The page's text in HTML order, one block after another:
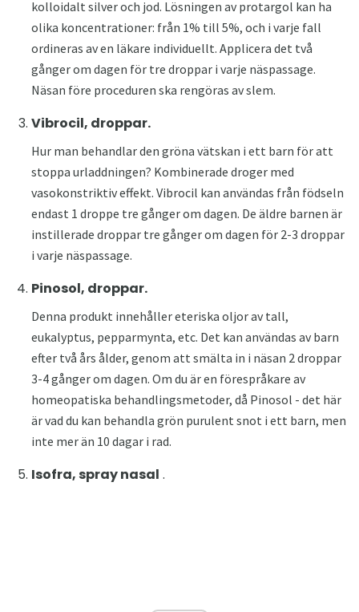
kolloidalt silver och jod. Lösningen av protargol kan ha
olika koncentrationer: från 1% till 5%, och i varje fall
ordineras av en läkare individuellt. Applicera det två
gånger om dagen för tre droppar i varje näspassage.
Näsan före proceduren ska rengöras av slem.
Vibrocil, droppar.
Hur man behandlar den gröna vätskan i ett barn för att
stoppa urladdningen? Kombinerade droger med
vasokonstriktiv effekt. Vibrocil kan användas från födseln
endast 1 droppe tre gånger om dagen. De äldre barnen är
instillerade droppar tre gånger om dagen för 2-3 droppar
i varje näspassage.
Pinosol, droppar.
Denna produkt innehåller eteriska oljor av tall,
eukalyptus, pepparmynta, etc. Det kan användas av barn
efter två års ålder, genom att smälta in i näsan 2 droppar
3-4 gånger om dagen. Om du är en förespråkare av
homeopatiska behandlingsmetoder, då Pinosol - det här
är vad du kan behandla grön purulent snot i ett barn, men
inte mer än 10 dagar i rad.
Isofra, spray nasal .